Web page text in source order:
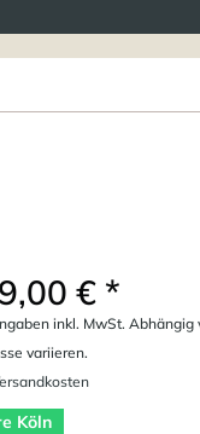
€ *
inkl. MwSt.
variieren.
Köln